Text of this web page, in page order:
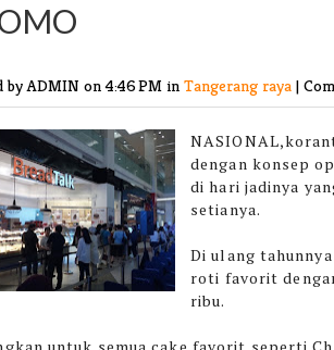
by ADMIN on 4:46 PM in Tangerang raya |
dengan konsep
di hari jadinya
setianya.
Di ulang
roti favorit
ribu.